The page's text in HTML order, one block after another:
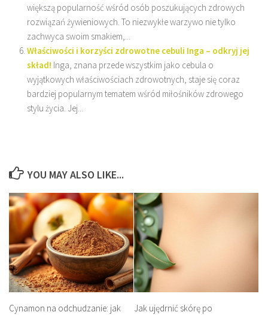
większą popularność wśród osób poszukujących zdrowych
rozwiązań żywieniowych. To niezwykłe warzywo nie tylko
zachwyca swoim smakiem,...
Właściwości i korzyści zdrowotne cebuli Inga – odkryj jej
skład! Inga, znana przede wszystkim jako cebula o
wyjątkowych właściwościach zdrowotnych, staje się coraz
bardziej popularnym tematem wśród miłośników zdrowego
stylu życia. Jej...
YOU MAY ALSO LIKE...
Cynamon na odchudzanie: jak
Jak ujędrnić skórę po